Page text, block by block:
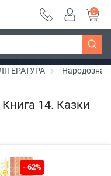
~
Дізнатись більше
0
Книга 14. Казки
- 62%